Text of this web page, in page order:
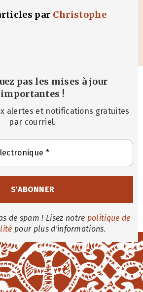
par Christophe
pas les mises à jour
importantes !
alertes et notifications gratuites
par courriel.
de spam ! Lisez notre politique de
pour plus d'informations.